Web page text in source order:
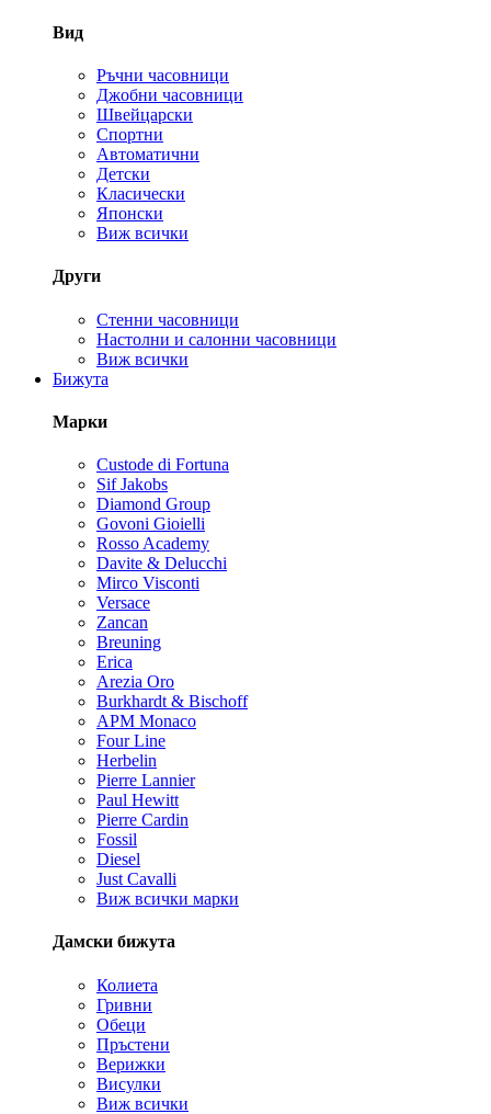
Вид
Ръчни часовници
Джобни часовници
Швейцарски
Спортни
Автоматични
Детски
Класически
Японски
Виж всички
Други
Стенни часовници
Настолни и салонни часовници
Виж всички
Бижута
Марки
Custode di Fortuna
Sif Jakobs
Diamond Group
Govoni Gioielli
Rosso Academy
Davite & Delucchi
Mirco Visconti
Versace
Zancan
Breuning
Erica
Arezia Oro
Burkhardt & Bischoff
APM Monaco
Four Line
Herbelin
Pierre Lannier
Paul Hewitt
Pierre Cardin
Fossil
Diesel
Just Cavalli
Виж всички марки
Дамски бижута
Колиета
Гривни
Обеци
Пръстени
Верижки
Висулки
Виж всички